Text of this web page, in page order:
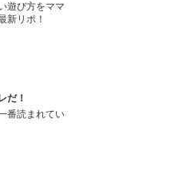
遊び方をママ
新リポ！
だ！
番読まれてい